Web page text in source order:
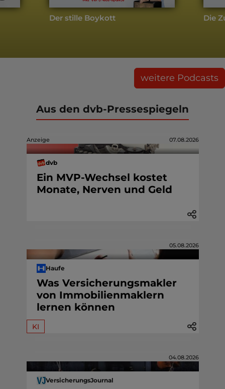
Der stille Boykott Die
weitere Podcasts
Aus den dvb-Pressespiegeln
Anzeige 07.08.2026
dvb
Ein MVP-Wechsel kostet
Monate, Nerven und Geld
05.08.2026
Haufe
Was Versicherungsmakler
von Immobilienmaklern
lernen können
KI
04.08.2026
VersicherungsJournal